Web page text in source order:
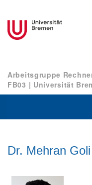
Arbeitsgruppe
FB03 | Universität
Dr. Mehran Goli